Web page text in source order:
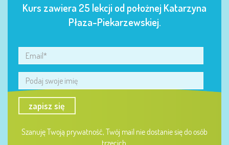
Kurs zawiera 25 lekcji od położnej Katarzyna
Płaza-Piekarzewskiej.
zapisz się
Szanuję Twoją prywatność, Twój mail nie dostanie się do osób
trzecich.